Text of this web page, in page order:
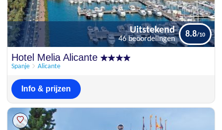
Uitstekend
Hotel Melia Alicante
Spanje Alicante
Uitstekend
46 beoordelingen
8.8
Info & prijzen